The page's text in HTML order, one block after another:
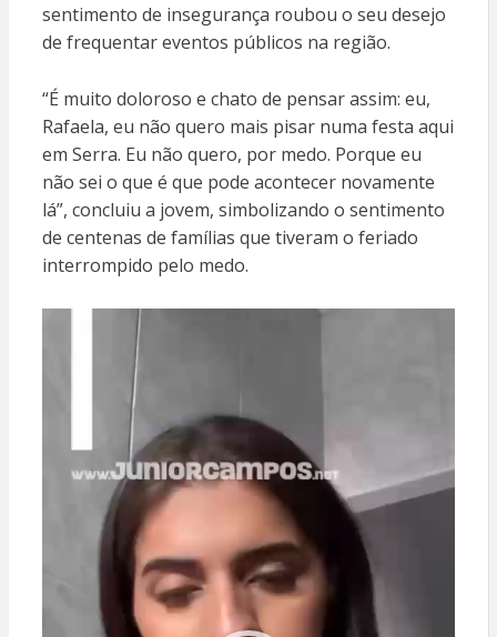
sentimento de insegurança roubou o seu desejo
de frequentar eventos públicos na região.
“É muito doloroso e chato de pensar assim: eu,
Rafaela, eu não quero mais pisar numa festa aqui
em Serra. Eu não quero, por medo. Porque eu
não sei o que é que pode acontecer novamente
lá”, concluiu a jovem, simbolizando o sentimento
de centenas de famílias que tiveram o feriado
interrompido pelo medo.